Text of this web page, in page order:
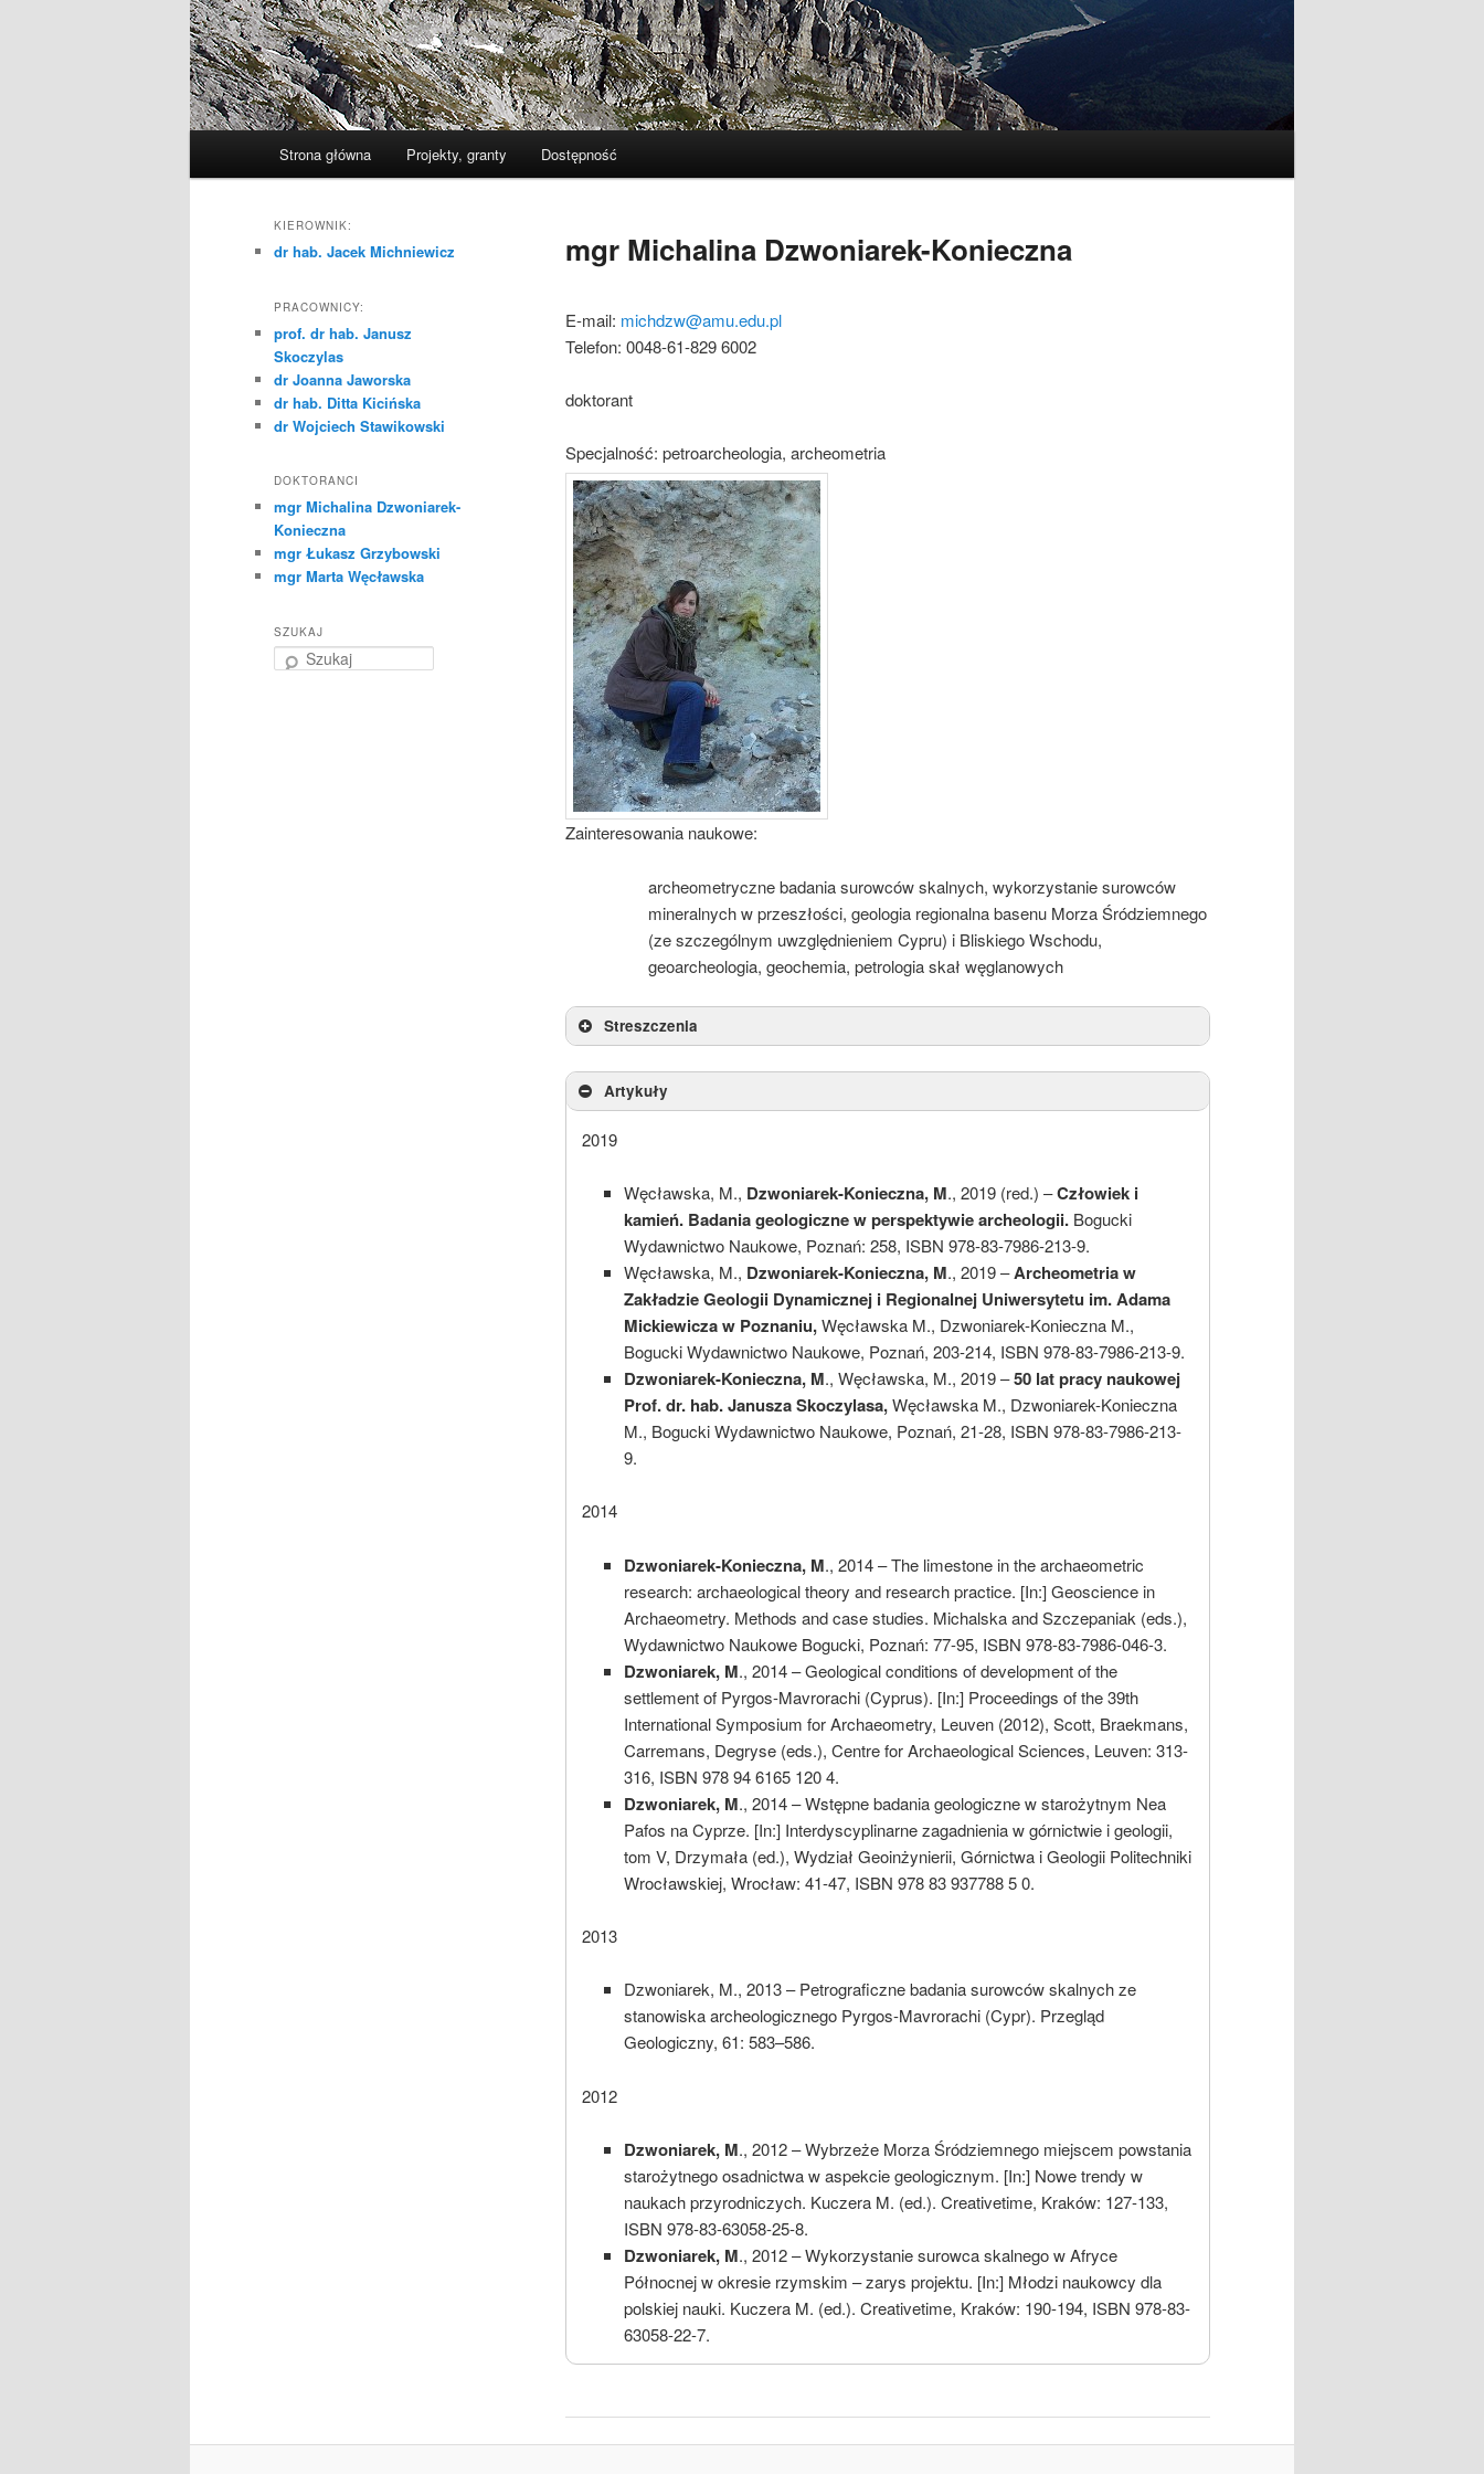
Przeskocz
Strona główna Projekty, granty Dostępność
mgr Michalina Dzwoniarek-Konieczna
E-mail: michdzw@amu.edu.pl
Telefon: 0048-61-829 6002
doktorant
Specjalność: petroarcheologia, archeometria
Zainteresowania naukowe:
archeometryczne badania surowców skalnych, wykorzystanie surowców
mineralnych w przeszłości, geologia regionalna basenu Morza Śródziemnego
(ze szczególnym uwzględnieniem Cypru) i Bliskiego Wschodu,
geoarcheologia, geochemia, petrologia skał węglanowych
Streszczenia
Dzwoniarek-Konieczna, M
Dzwoniarek-Konieczna, M
Dzwoniarek, M
Dzwoniarek, M
Dzwoniarek, M
Dzwoniarek, M
Artykuły
2019
Węcławska, M., Dzwoniarek-Konieczna, M., 2019 (red.) –Człowiek i
kamień. Badania geologiczne w perspektywie archeologii.Bogucki
Wydawnictwo Naukowe, Poznań: 258, ISBN 978-83-7986-213-9.
Węcławska, M., Dzwoniarek-Konieczna, M., 2019 –Archeometria w
Zakładzie Geologii Dynamicznej i Regionalnej Uniwersytetu im. Adama
Mickiewicza w Poznaniu,Węcławska M., Dzwoniarek-Konieczna M.,
Bogucki Wydawnictwo Naukowe, Poznań, 203-214, ISBN 978-83-7986-213-9.
Dzwoniarek-Konieczna, M., Węcławska, M., 2019 –50 lat pracy naukowej
Prof. dr. hab. Janusza Skoczylasa,Węcławska M., Dzwoniarek-Konieczna
M., Bogucki Wydawnictwo Naukowe, Poznań, 21-28, ISBN 978-83-7986-213-
9.
2014
Dzwoniarek-Konieczna, M., 2014 – The limestone in the archaeometric
research: archaeological theory and research practice. [In:] Geoscience in
Archaeometry. Methods and case studies. Michalska and Szczepaniak (eds.),
Wydawnictwo Naukowe Bogucki, Poznań: 77-95, ISBN 978-83-7986-046-3.
Dzwoniarek, M., 2014 – Geological conditions of development of the
settlement of Pyrgos-Mavrorachi (Cyprus). [In:] Proceedings of the 39th
International Symposium for Archaeometry, Leuven (2012), Scott, Braekmans,
Carremans, Degryse (eds.), Centre for Archaeological Sciences, Leuven: 313-
316, ISBN 978 94 6165 120 4.
Dzwoniarek, M., 2014 – Wstępne badania geologiczne w starożytnym Nea
Pafos na Cyprze. [In:] Interdyscyplinarne zagadnienia w górnictwie i geologii,
tom V, Drzymała (ed.), Wydział Geoinżynierii, Górnictwa i Geologii Politechniki
Wrocławskiej, Wrocław: 41-47, ISBN 978 83 937788 5 0.
2013
Dzwoniarek, M., 2013 – Petrograficzne badania surowców skalnych ze
stanowiska archeologicznego Pyrgos-Mavrorachi (Cypr). Przegląd
Geologiczny, 61: 583–586.
2012
Dzwoniarek, M., 2012 – Wybrzeże Morza Śródziemnego miejscem powstania
starożytnego osadnictwa w aspekcie geologicznym. [In:] Nowe trendy w
naukach przyrodniczych. Kuczera M. (ed.). Creativetime, Kraków: 127-133,
ISBN 978-83-63058-25-8.
Dzwoniarek, M., 2012 – Wykorzystanie surowca skalnego w Afryce
Północnej w okresie rzymskim – zarys projektu. [In:] Młodzi naukowcy dla
polskiej nauki. Kuczera M. (ed.). Creativetime, Kraków: 190-194, ISBN 978-83-
63058-22-7.
KIEROWNIK:
dr hab. Jacek Michniewicz
PRACOWNICY:
prof. dr hab. Janusz
Skoczylas
dr Joanna Jaworska
dr hab. Ditta Kicińska
dr Wojciech Stawikowski
DOKTORANCI
mgr Michalina Dzwoniarek-
Konieczna
mgr Łukasz Grzybowski
mgr Marta Węcławska
SZUKAJ